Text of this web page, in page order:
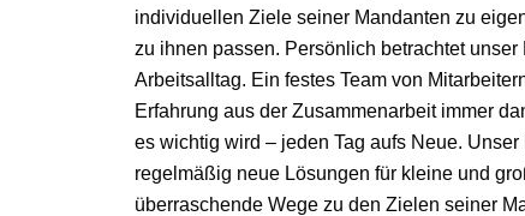
individuellen Ziele seiner Mandanten zu
zu ihnen passen. Persönlich betrachtet
Arbeitsalltag. Ein festes Team von
Erfahrung aus der Zusammenarbeit immer
es wichtig wird – jeden Tag aufs Neue.
regelmäßig neue Lösungen für kleine und
überraschende Wege zu den Zielen seiner